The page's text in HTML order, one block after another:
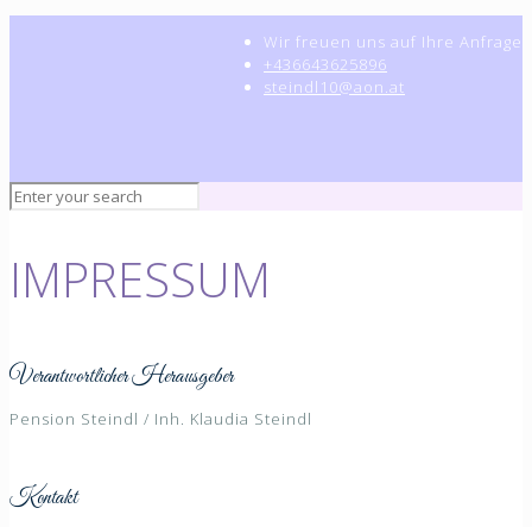
Wir freuen uns auf Ihre Anfrage
+436643625896
steindl10@aon.at
IMPRESSUM
Verantwortlicher Herausgeber
Pension Steindl / Inh. Klaudia Steindl
Kontakt